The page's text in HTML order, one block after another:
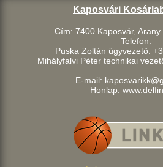
Kaposvári
Cím: 7400 Kaposvár,
Telefon:
Puska Zoltán ügyvezető:
Mihályfalvi Péter technikai
E-mail:
Honlap: